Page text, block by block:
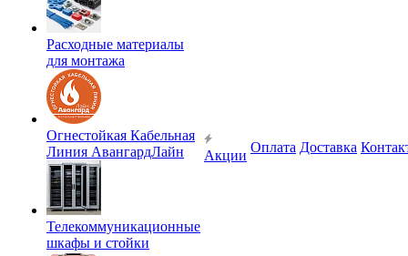
Расходные материалы
для монтажа
Огнестойкая Кабельная
Линия АвангардЛайн
Телекоммуникационные
шкафы и стойки
Акции
Оплата Доставка